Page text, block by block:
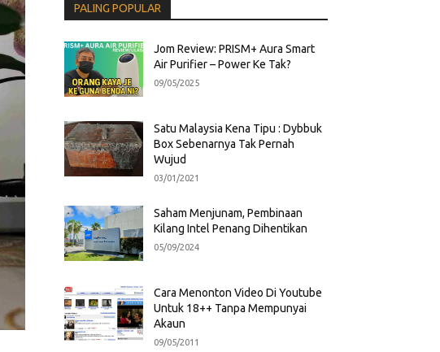
PALING POPULAR
Jom Review: PRISM+ Aura Smart
Air Purifier – Power Ke Tak?
09/05/2025
Satu Malaysia Kena Tipu : Dybbuk
Box Sebenarnya Tak Pernah
Wujud
03/01/2021
Saham Menjunam, Pembinaan
Kilang Intel Penang Dihentikan
05/09/2024
Cara Menonton Video Di Youtube
Untuk 18++ Tanpa Mempunyai
Akaun
09/05/2011